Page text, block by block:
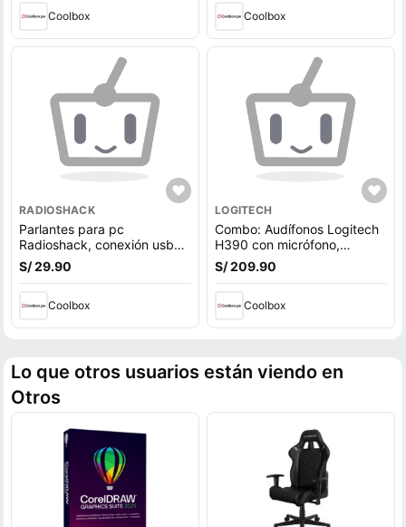
consolas, negro
Coolbox Coolbox
RADIOSHACK
Parlantes para pc
Radioshack, conexión usb
2.0, 3W x2, negro con rojo
S/ 29.90
Coolbox
LOGITECH
Combo: Audífonos Logitech
H390 con micrófono,
conexión cable USB, negro
+ Kit inalámbrico teclado +
bluetooth, negro
S/ 209.90
Coolbox
Lo que otros usuarios están viendo en
Otros